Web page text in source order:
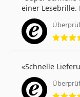
einer Lesebrille.
Schnelle